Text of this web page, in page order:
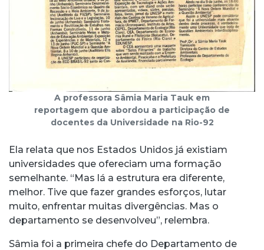
A professora Sâmia Maria Tauk em
reportagem que abordou a participação de
docentes da Universidade na Rio-92
Ela relata que nos Estados Unidos já existiam
universidades que ofereciam uma formação
semelhante. “Mas lá a estrutura era diferente,
melhor. Tive que fazer grandes esforços, lutar
muito, enfrentar muitas divergências. Mas o
departamento se desenvolveu”, relembra.
Sâmia foi a primeira chefe do Departamento de